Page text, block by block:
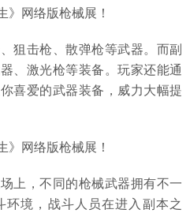
狙击枪、散弹枪等武器。而副
、激光枪等装备。玩家还能通
喜爱的武器装备，威力大幅提
上，不同的枪械武器拥有不一
境，战斗人员在进入副本之